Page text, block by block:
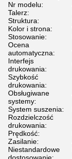
Nr modelu:
Talerz:
Struktura:
Kolor i strona:
Stosowanie:
Ocena
automatyczna:
Interfejs
drukowania:
Szybkość
drukowania:
Obsługiwane
systemy:
System suszenia:
Rozdzielczość
drukowania:
Prędkość:
Zasilanie:
Niestandardowe